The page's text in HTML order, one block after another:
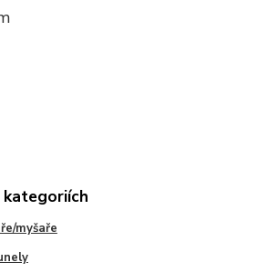
kategoriích
myšaře